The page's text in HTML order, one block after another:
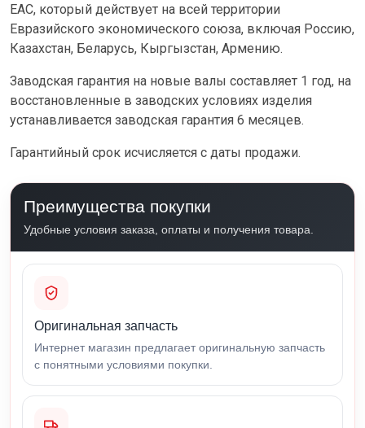
ЕАС, который действует на всей территории
Евразийского экономического союза, включая Россию,
Казахстан, Беларусь, Кыргызстан, Армению.
Заводская гарантия на новые валы составляет 1 год, на
восстановленные в заводских условиях изделия
устанавливается заводская гарантия 6 месяцев.
Гарантийный срок исчисляется с даты продажи.
Преимущества покупки
Удобные условия заказа, оплаты и получения товара.
Оригинальная запчасть
Интернет магазин предлагает оригинальную запчасть
с понятными условиями покупки.